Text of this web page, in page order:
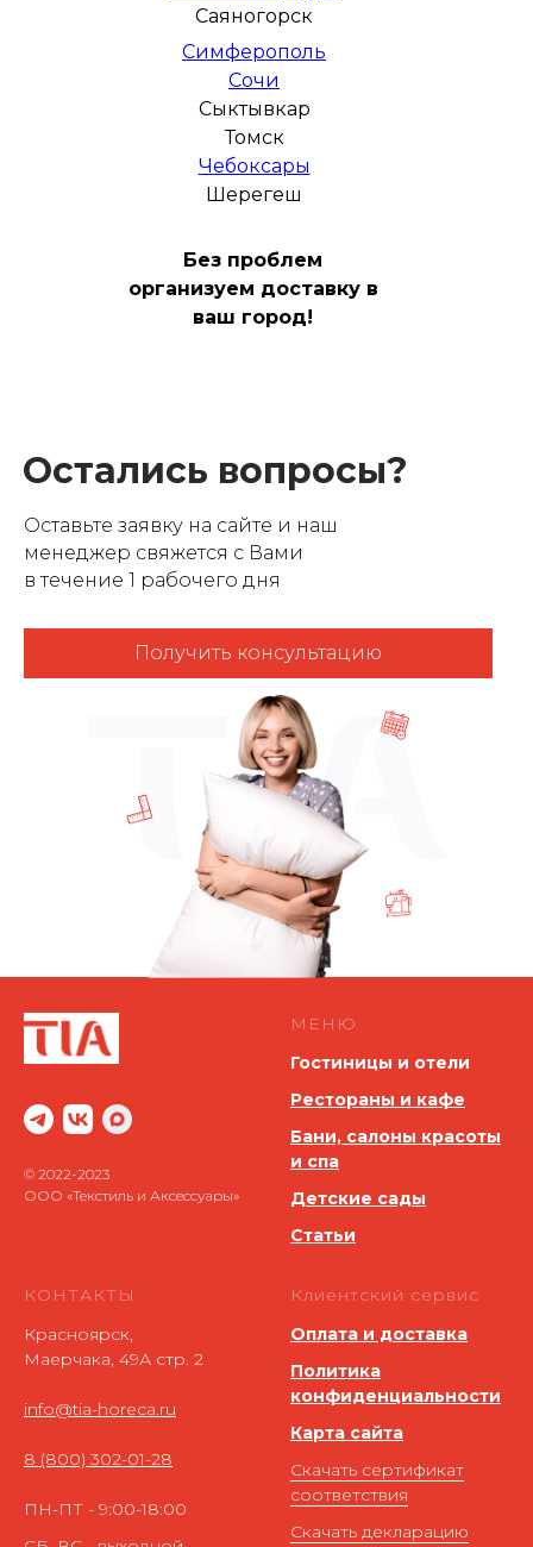
Саяногорск
Симферополь
Сочи
Сыктывкар
Томск
Чебоксары
Шерегеш
Без проблем
организуем доставку в
ваш город!
Остались вопросы?
Оставьте заявку на сайте и наш
менеджер свяжется с Вами
в течение 1 рабочего дня
Получить консультацию
© 2022-2023
ООО «Текстиль и Аксессуары»
МЕНЮ
Гостиницы и отели
Рестораны и кафе
Бани, салоны красоты
и спа
Детские сады
Статьи
КОНТАКТЫ
Красноярск,
Маерчака, 49А стр. 2
info@tia-horeca.ru
8 (800) 302-01-28
ПН-ПТ - 9:00-18:00
Клиентский сервис
Оплата и доставка
Политика
конфиденциальности
Карта сайта
Скачать сертификат
соответствия
Скачать декларацию